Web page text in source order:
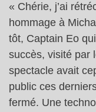
« Chérie, j’ai
hommage à
tôt, Captain Eo
succès, visité par
spectacle avait
public ces
fermé. Une